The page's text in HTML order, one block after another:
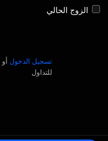
الزوج الحالي
تسجيل الدخول أو
للتداول